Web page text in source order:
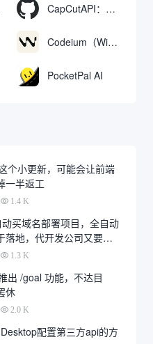
CapCutAPI：自动化控制CapCut视频剪辑的开源工具
Codeium（Windsurf Editor）：免费的AI代码补全与聊天工具，Windsurf以对话方式编写完整项目代码
PocketPal AI
个小更新，可能会让前端
一半返工
1.4 K
买域名部署项目，全自动
落地，代开发公司又要倒
1.3 K
出 /goal 功能，不达目
休
2.0 K
配置第三方api的方